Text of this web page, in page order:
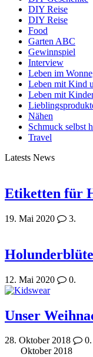
DIY Reise
DIY Reise
Food
Garten ABC
Gewinnspiel
Interview
Leben im
Leben mit Kind
Leben mit
Nähen
Schmuck selbst
Travel
Latests News
Etiketten für
19. Mai 2020 3.
12. Mai 2020 0.
Unser
28. Oktober 2018
0.
Oktober 2018